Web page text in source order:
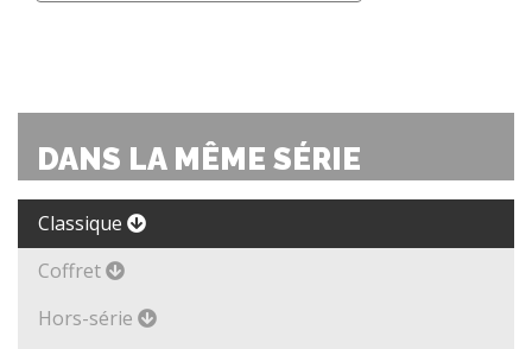
DANS LA MÊME SÉRIE
Classique
Coffret
Hors-série